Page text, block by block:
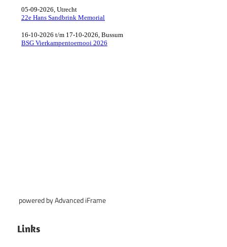
powered by Advanced iFrame
Links